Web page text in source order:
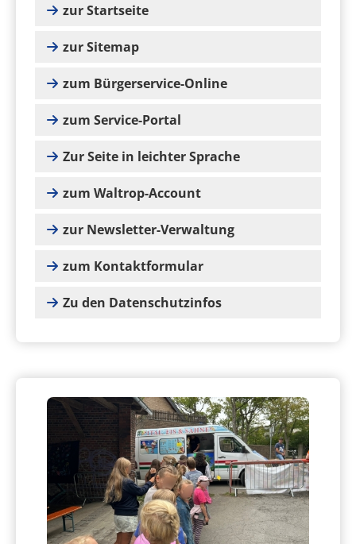
zur Startseite
zur Sitemap
zum Bürgerservice-Online
zum Service-Portal
Zur Seite in leichter Sprache
zum Waltrop-Account
zur Newsletter-Verwaltung
zum Kontaktformular
Zu den Datenschutzinfos